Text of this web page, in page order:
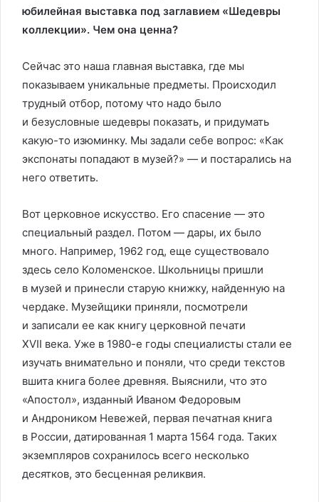
юбилейная выставка под заглавием «Шедевры
коллекции». Чем она ценна?
Сейчас это наша главная выставка, где мы
показываем уникальные предметы. Происходил
трудный отбор, потому что надо было
и безусловные шедевры показать, и придумать
какую-то изюминку. Мы задали себе вопрос: «Как
экспонаты попадают в музей?» — и постарались на
него ответить.
Вот церковное искусство. Его спасение — это
специальный раздел. Потом — дары, их было
много. Например, 1962 год, еще существовало
здесь село Коломенское. Школьницы пришли
в музей и принесли старую книжку, найденную на
чердаке. Музейщики приняли, посмотрели
и записали ее как книгу церковной печати
XVII века. Уже в 1980-е годы специалисты стали ее
изучать внимательно и поняли, что среди текстов
вшита книга более древняя. Выяснили, что это
«Апостол», изданный Иваном Федоровым
и Андроником Невежей, первая печатная книга
в России, датированная 1 марта 1564 года. Таких
экземпляров сохранилось всего несколько
десятков, это бесценная реликвия.